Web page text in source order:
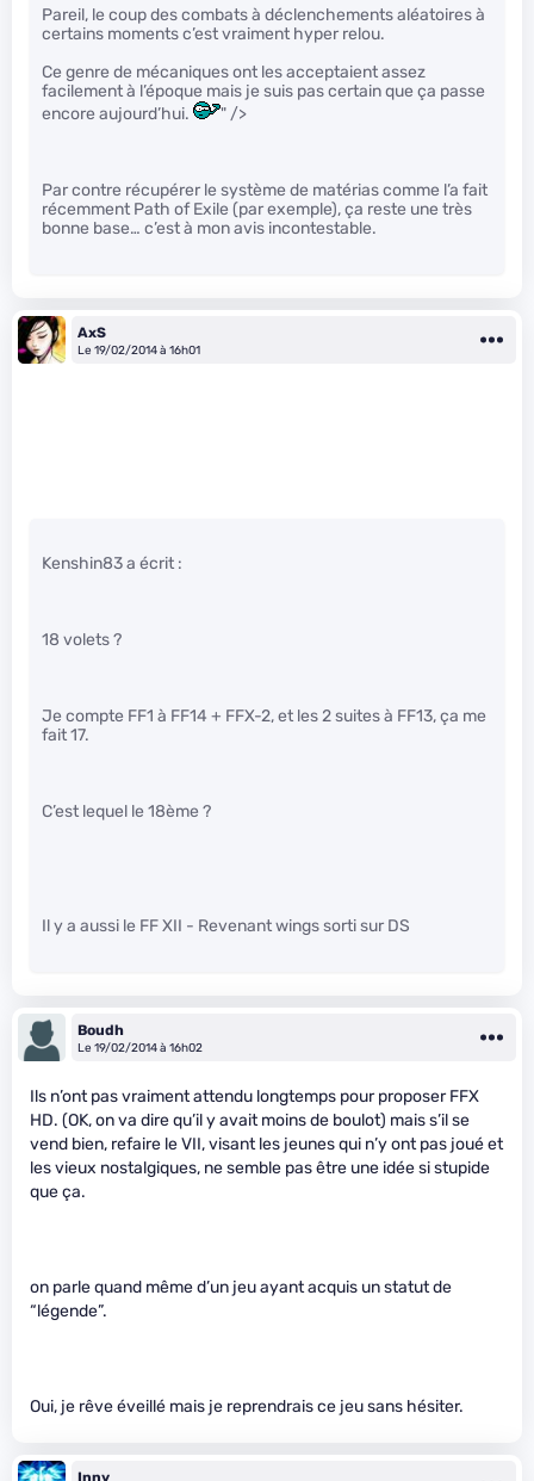
Pareil, le coup des combats à déclenchements aléatoires à
certains moments c’est vraiment hyper relou.
Ce genre de mécaniques ont les acceptaient assez
facilement à l’époque mais je suis pas certain que ça passe
encore aujourd’hui.
" />
Par contre récupérer le système de matérias comme l’a fait
récemment Path of Exile (par exemple), ça reste une très
bonne base… c’est à mon avis incontestable.
AxS
Le 19/02/2014 à 16h01
Kenshin83 a écrit :
18 volets ?
Je compte FF1 à FF14 + FFX-2, et les 2 suites à FF13, ça me
fait 17.
C’est lequel le 18ème ?
Il y a aussi le FF XII - Revenant wings sorti sur DS
Boudh
Le 19/02/2014 à 16h02
Ils n’ont pas vraiment attendu longtemps pour proposer FFX
HD. (OK, on va dire qu’il y avait moins de boulot) mais s’il se
vend bien, refaire le VII, visant les jeunes qui n’y ont pas joué et
les vieux nostalgiques, ne semble pas être une idée si stupide
que ça.
on parle quand même d’un jeu ayant acquis un statut de
“légende”.
Oui, je rêve éveillé mais je reprendrais ce jeu sans hésiter.
Inny